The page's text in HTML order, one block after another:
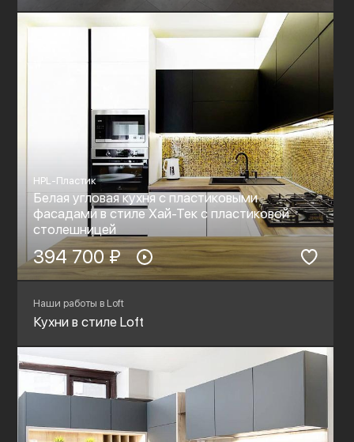
HPL-Пластик
Белая угловая кухня с пластиковыми
фасадами в стиле Хай-Тек с пластиковой
столешницей
394 700 ₽
Наши работы в Loft
Кухни в стиле Loft